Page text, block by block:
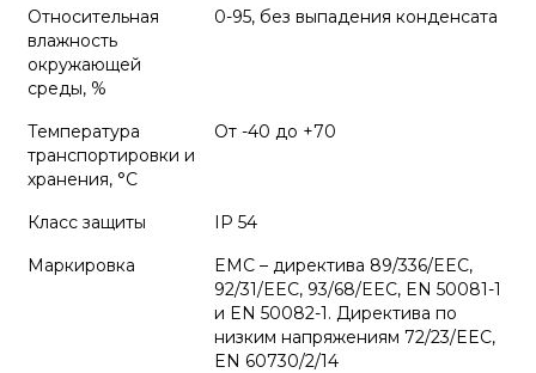
Относительная
влажность
окружающей
среды, %
0-95, без выпадения конденсата
Температура
транспортировки и
хранения, °С
От -40 до +70
Класс защиты
IP 54
Маркировка
EMC – директива 89/336/EEC,
92/31/EEC, 93/68/EEC, EN 50081-1
и EN 50082-1. Директива по
низким напряжениям 72/23/EEC,
EN 60730/2/14